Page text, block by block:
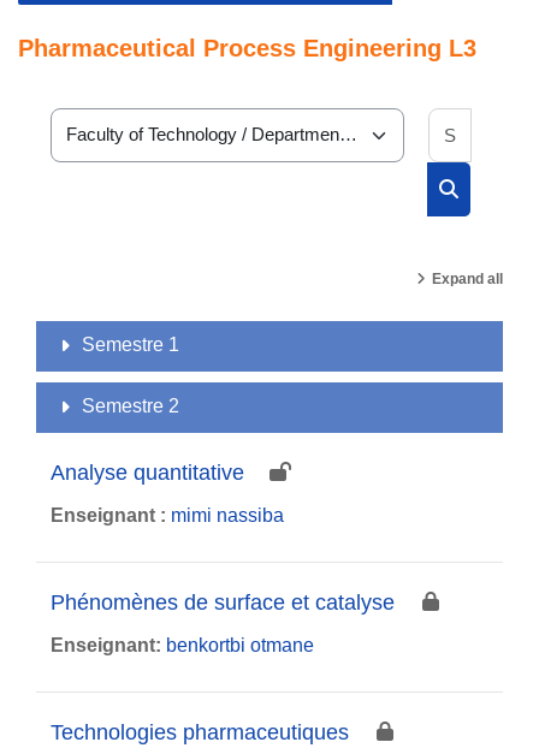
Pharmaceutical Process Engineering L3
Course categories
Expand all
Semestre 1
Semestre 2
Analyse quantitative
Enseignant : mimi nassiba
Phénomènes de surface et catalyse
Enseignant: benkortbi otmane
Technologies pharmaceutiques